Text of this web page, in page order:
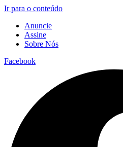
Ir para o conteúdo
Anuncie
Assine
Sobre Nós
Facebook